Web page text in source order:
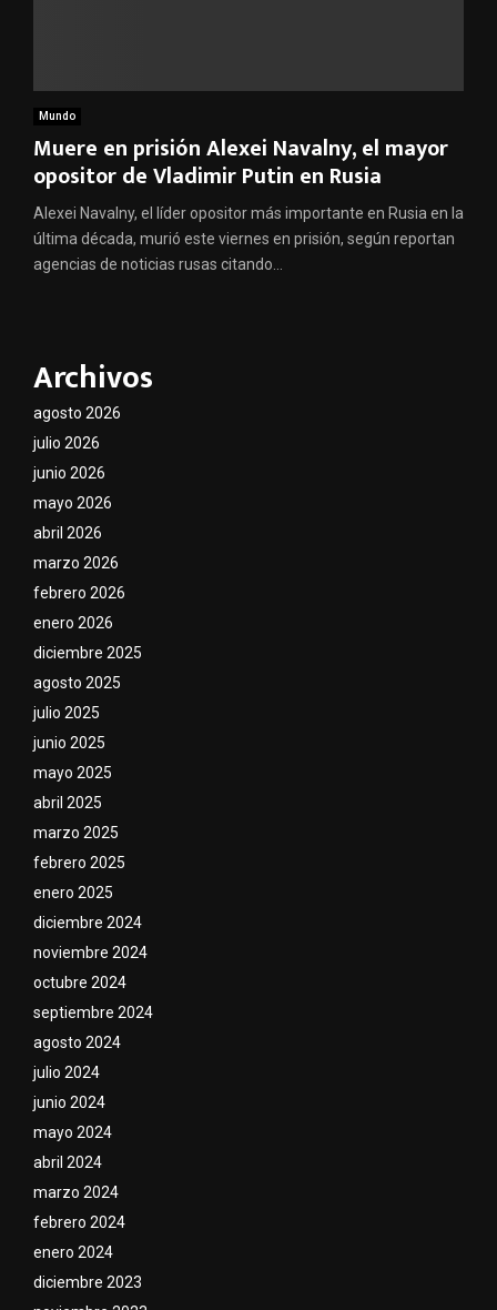
Mundo
Muere en prisión Alexei Navalny, el mayor
opositor de Vladimir Putin en Rusia
Alexei Navalny, el líder opositor más importante en Rusia en la
última década, murió este viernes en prisión, según reportan
agencias de noticias rusas citando...
Archivos
agosto 2026
julio 2026
junio 2026
mayo 2026
abril 2026
marzo 2026
febrero 2026
enero 2026
diciembre 2025
agosto 2025
julio 2025
junio 2025
mayo 2025
abril 2025
marzo 2025
febrero 2025
enero 2025
diciembre 2024
noviembre 2024
octubre 2024
septiembre 2024
agosto 2024
julio 2024
junio 2024
mayo 2024
abril 2024
marzo 2024
febrero 2024
enero 2024
diciembre 2023